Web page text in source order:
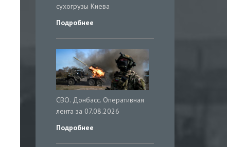
сухогрузы Киева
Подробнее
СВО. Донбасс. Оперативная
лента за 07.08.2026
Подробнее